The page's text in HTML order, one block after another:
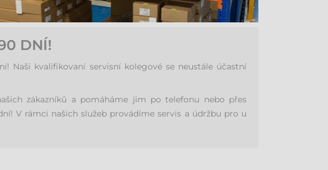
DNÍ!
Naši kvalifikovaní servisní kolegové se neustále účastní
zákazníků a pomáháme jim po telefonu nebo přes
V rámci našich služeb provádíme servis a údržbu pro u